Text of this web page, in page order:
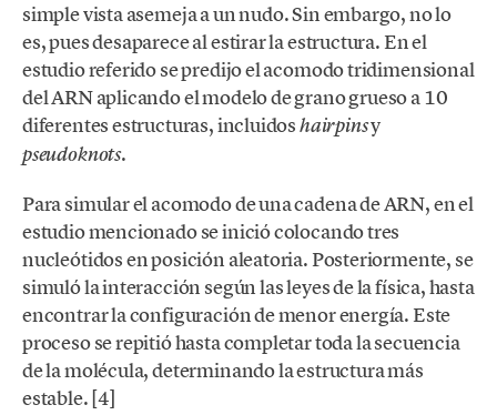
simple vista asemeja a un nudo. Sin embargo, no lo
es, pues desaparece al estirar la estructura. En el
estudio referido se predijo el acomodo tridimensional
del ARN aplicando el modelo de grano grueso a 10
diferentes estructuras, incluidoshairpinsy
pseudoknots.
Para simular el acomodo de una cadena de ARN, en el
estudio mencionado se inició colocando tres
nucleótidos en posición aleatoria. Posteriormente, se
simuló la interacción según las leyes de la física, hasta
encontrar la configuración de menor energía. Este
proceso se repitió hasta completar toda la secuencia
de la molécula, determinando la estructura más
estable. [4]